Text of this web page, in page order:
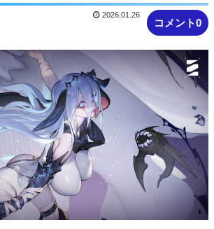
コメント0
2026.01.26